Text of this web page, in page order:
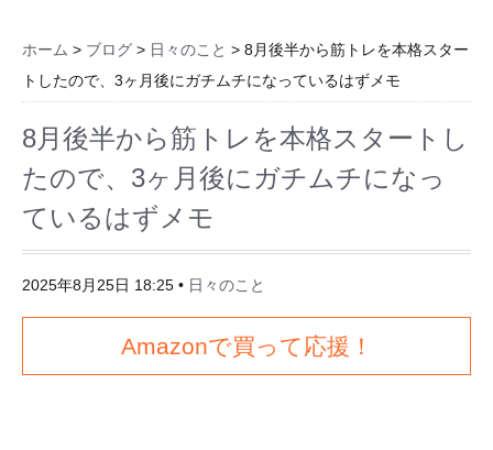
ホーム > ブログ > 日々のこと > 8月後半から筋トレを本格スター
トしたので、3ヶ月後にガチムチになっているはずメモ
8月後半から筋トレを本格スタートし
たので、3ヶ月後にガチムチになっ
ているはずメモ
2025年8月25日 18:25 • 日々のこと
Amazonで買って応援！